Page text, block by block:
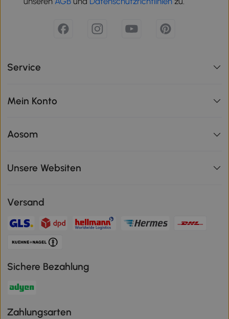
Service
Mein Konto
Aosom
Unsere Websiten
Versand
Sichere Bezahlung
Zahlungsarten